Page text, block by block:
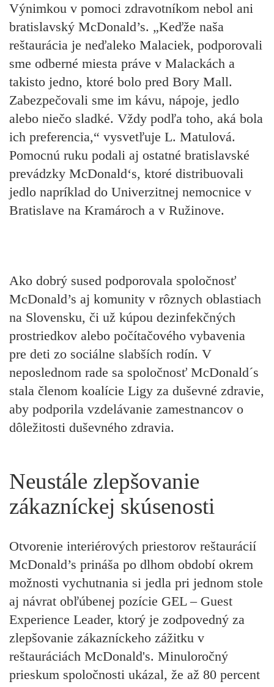
Výnimkou v pomoci zdravotníkom nebol ani
bratislavský McDonald’s. „Keďže naša
reštaurácia je neďaleko Malaciek, podporovali
sme odberné miesta práve v Malackách a
takisto jedno, ktoré bolo pred Bory Mall.
Zabezpečovali sme im kávu, nápoje, jedlo
alebo niečo sladké. Vždy podľa toho, aká bola
ich preferencia,“ vysvetľuje L. Matulová.
Pomocnú ruku podali aj ostatné bratislavské
prevádzky McDonald‘s, ktoré distribuovali
jedlo napríklad do Univerzitnej nemocnice v
Bratislave na Kramároch a v Ružinove.
Ako dobrý sused podporovala spoločnosť
McDonald’s aj komunity v rôznych oblastiach
na Slovensku, či už kúpou dezinfekčných
prostriedkov alebo počítačového vybavenia
pre deti zo sociálne slabších rodín. V
neposlednom rade sa spoločnosť McDonald´s
stala členom koalície Ligy za duševné zdravie,
aby podporila vzdelávanie zamestnancov o
dôležitosti duševného zdravia.
Neustále zlepšovanie
zákazníckej skúsenosti
Otvorenie interiérových priestorov reštaurácií
McDonald’s prináša po dlhom období okrem
možnosti vychutnania si jedla pri jednom stole
aj návrat obľúbenej pozície GEL – Guest
Experience Leader, ktorý je zodpovedný za
zlepšovanie zákazníckeho zážitku v
reštauráciách McDonald's. Minuloročný
prieskum spoločnosti ukázal, že až 80 percent